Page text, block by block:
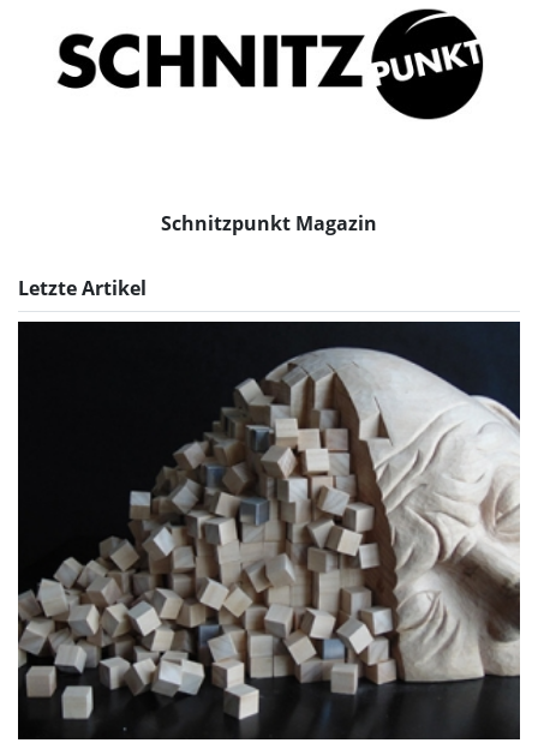
Schnitzpunkt Magazin
Letzte Artikel